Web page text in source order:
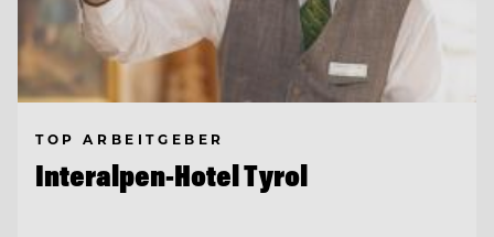
TOP ARBEITGEBER
Interalpen-Hotel Tyrol